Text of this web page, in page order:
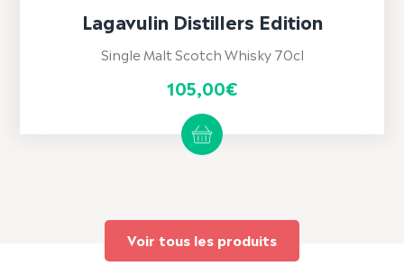
Lagavulin Distillers Edition
Single Malt Scotch Whisky 70cl
105,00€
Voir tous les produits